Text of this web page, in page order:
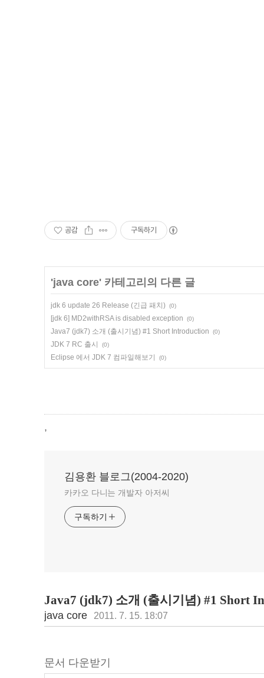
공감 구독하기
'java core' 카테고리의 다른 글
jdk 6 update 26 Release (긴급 패치) (0)
[jdk 6] MD2withRSA is disabled exception (0)
Java7 (jdk7) 소개 (출시기념) #1 Short Introduction (0)
JDK 7 RC 출시 (0)
Eclipse 에서 JDK 7 컴파일해보기 (0)
,
김용환 블로그(2004-2020)
카카오 다니는 개발자 아저씨
구독하기
Java7 (jdk7) 소개 (출시기념) #1 Short
java core 2011. 7. 15. 18:07
문서 다운받기